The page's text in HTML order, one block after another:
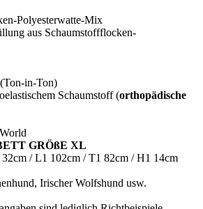
Polyesterwatte-Mix
aus Schaumstoffflocken-
in-Ton)
Schaumstoff (orthopädische
GRÖßE XL
/ L1 102cm / T1 82cm / H1 14cm
Irischer Wolfshund usw.